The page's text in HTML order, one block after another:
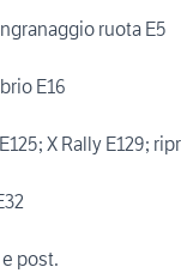
ruota E5
E16
X Rally E129;
post.